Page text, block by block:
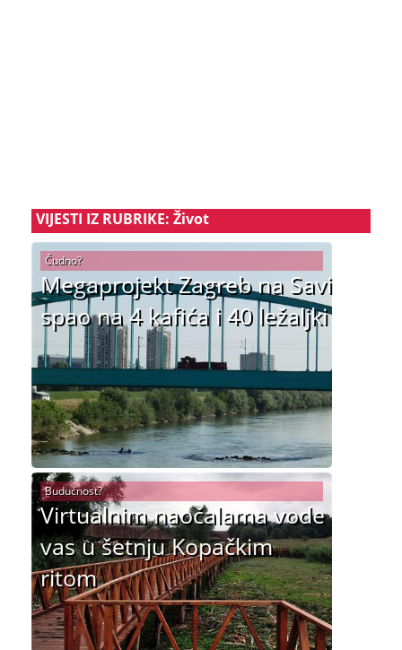
VIJESTI IZ RUBRIKE: Život
Megaprojekt Zagreb na Savi
spao na 4 kafića i 40 ležaljki
Čudno?
Virtualnim naočalama vode
vas u šetnju Kopačkim
ritom
Budućnost?